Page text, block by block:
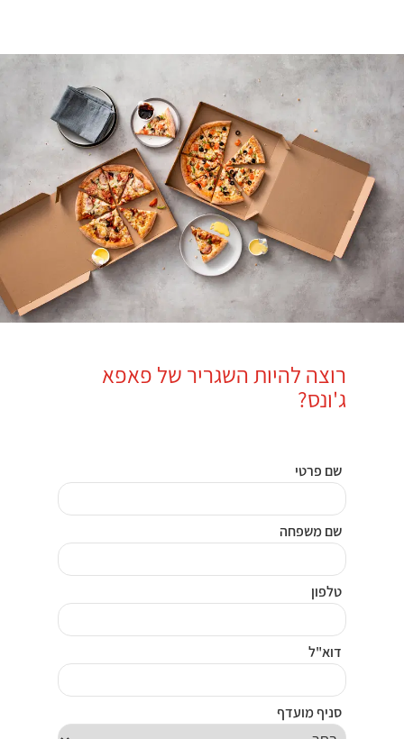
content
רוצה להיות השגריר של פאפא
ג'ונס?
שם פרטי
שם משפחה
טלפון
דוא"ל
סניף מועדף